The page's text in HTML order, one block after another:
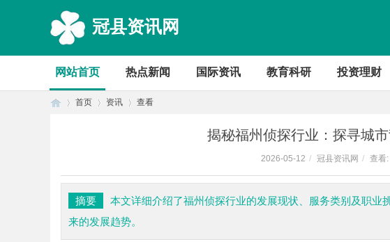
冠县资讯网
网站首页 热点新闻 国际资讯 教育科研 投资理财
首页 资讯 查看
揭秘福州侦探行业：探寻城
2026-05-12 / 冠县资讯网 / 查看:
摘要
本文详细介绍了福州侦探行业的发展现状、服务类别及职
来的发展趋势。